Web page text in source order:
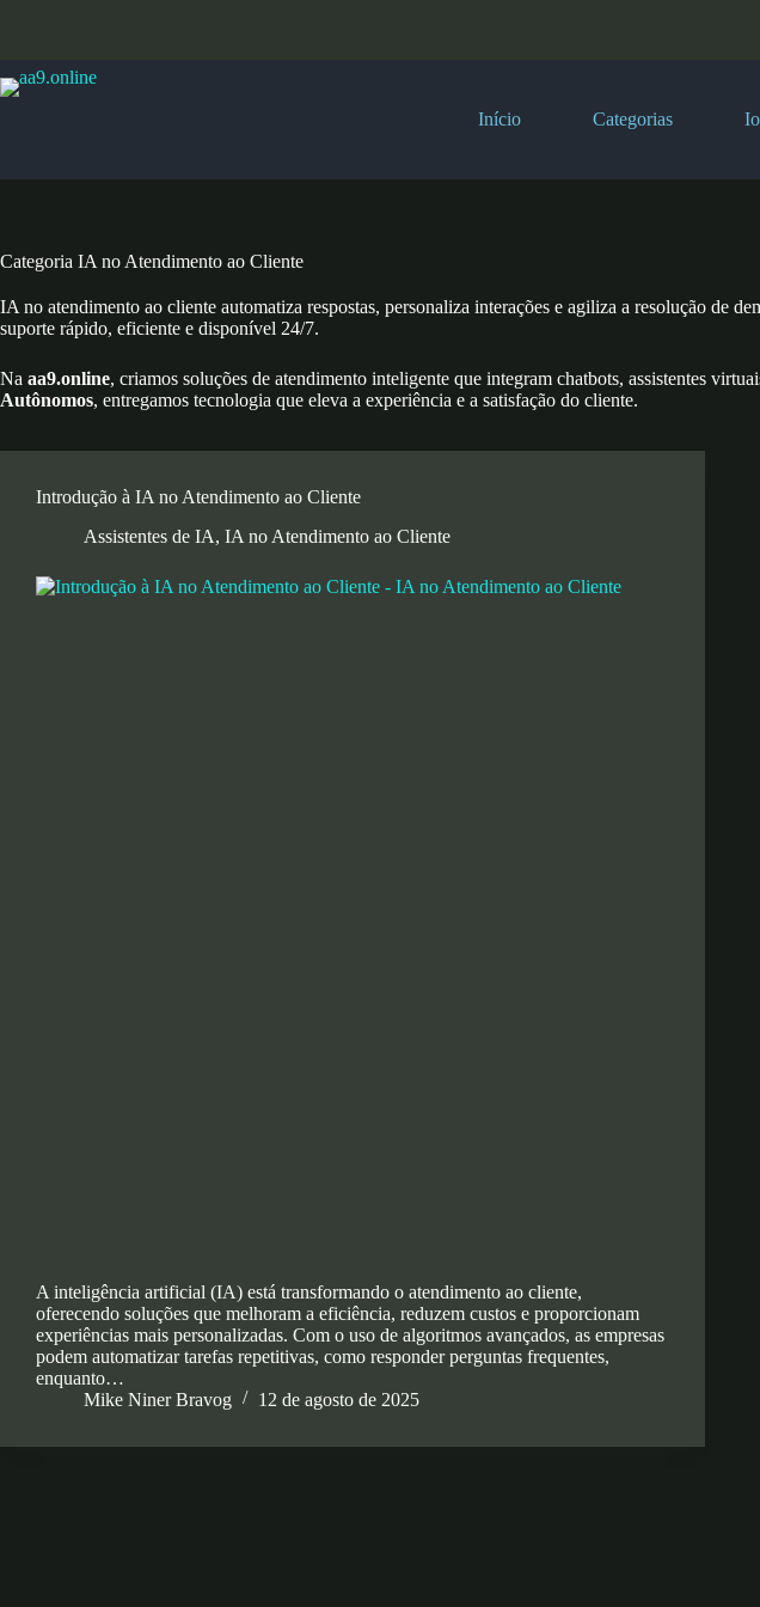
conteúdo
Início Categorias
Categoria IA no Atendimento ao Cliente
IA no atendimento ao cliente automatiza respostas, personaliza interações e agiliza a resolução de
suporte rápido, eficiente e disponível 24/7.
Na aa9.online, criamos soluções de atendimento inteligente que integram chatbots, assistentes
Autônomos, entregamos tecnologia que eleva a experiência e a satisfação do cliente.
Introdução à IA no Atendimento ao Cliente
Assistentes de IA, IA no Atendimento ao Cliente
A inteligência artificial (IA) está transformando o atendimento ao cliente,
oferecendo soluções que melhoram a eficiência, reduzem custos e proporcionam
experiências mais personalizadas. Com o uso de algoritmos avançados, as empresas
podem automatizar tarefas repetitivas, como responder perguntas frequentes,
enquanto…
Mike Niner Bravog
12 de agosto de 2025